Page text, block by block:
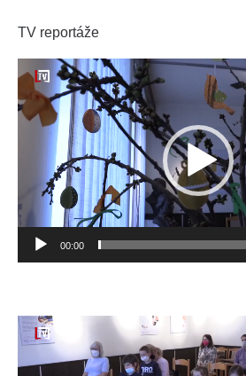
TV reportáže
Video
prehrávač
00:00
Video
prehrávač